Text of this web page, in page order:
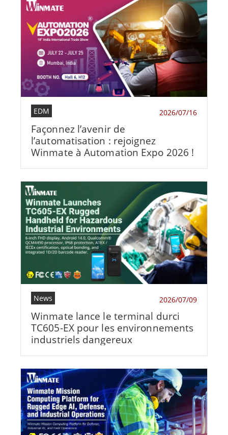
EDM 2026/07/16
Façonnez l’avenir de
l’automatisation : rejoignez
Winmate à Automation Expo 2026 !
News 2026/07/09
Winmate lance le terminal durci
TC605-EX pour les environnements
industriels dangereux